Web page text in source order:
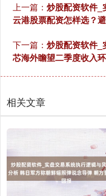
上一篇： 炒股配资软件_
云港股票配资怎样选？
下一篇： 炒股配资软件_
芯海外瞻望二季度收入
相关文章